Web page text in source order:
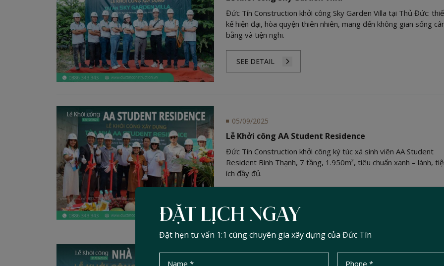
Đức Tín Construction khởi công Sky Garden Villa tại Thủ Đức:
kế hiện đại, hòa quyện thiên nhiên, mang đến không gian sống
bằng và tiện nghi.
SEE DETAIL
05/09/2025
Lễ Khởi công AA Student Residence
Đức Tín Construction khởi công ký túc xá sinh viên AA Student
Resident Bình Thạnh, 7 tầng, 1.950m², tiêu chuẩn xanh – lành,
ích đầy đủ.
ĐẶT LỊCH NGAY
Đặt hẹn tư vấn 1:1 cùng chuyên gia xây dựng của Đức Tín